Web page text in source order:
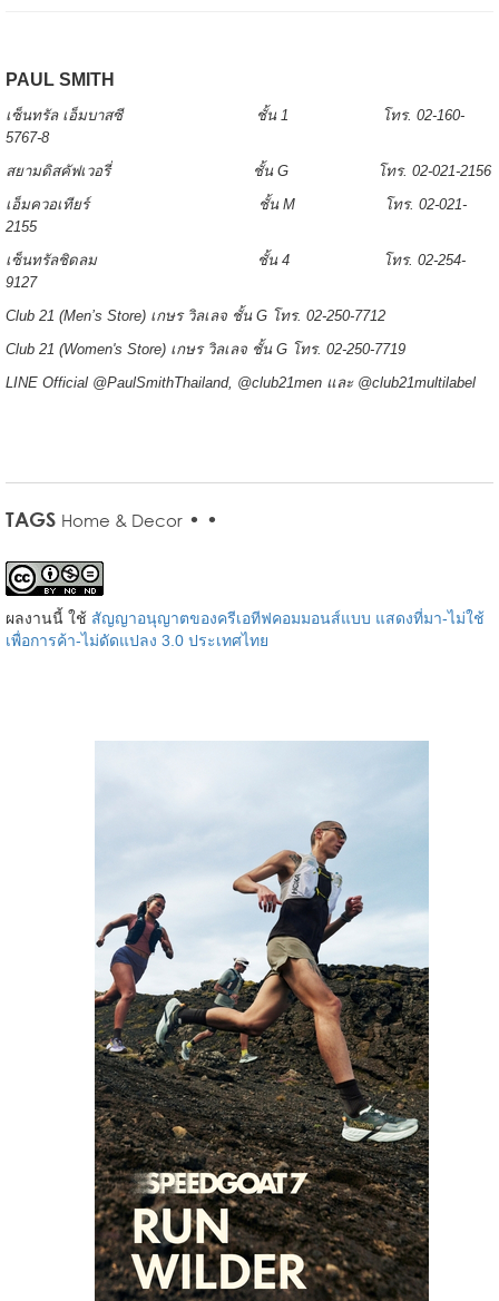
PAUL SMITH
เซ็นทรัล เอ็มบาสซี ชั้น 1 โทร. 02-160-
5767-8
สยามดิสคัฟเวอรี่ ชั้น G โทร. 02-021-2156
เอ็มควอเทียร์ ชั้น M โทร. 02-021-
2155
เซ็นทรัลชิดลม ชั้น 4 โทร. 02-254-
9127
Club 21 (Men’s Store) เกษร วิลเลจ ชั้น G โทร. 02-250-7712
Club 21 (Women's Store) เกษร วิลเลจ ชั้น G โทร. 02-250-7719
LINE Official @PaulSmithThailand, @club21men และ @club21multilabel
TAGS Home & Decor • •
ผลงานนี้ ใช้ สัญญาอนุญาตของครีเอทีฟคอมมอนส์แบบ แสดงที่มา-ไม่ใช้
เพื่อการค้า-ไม่ดัดแปลง 3.0 ประเทศไทย